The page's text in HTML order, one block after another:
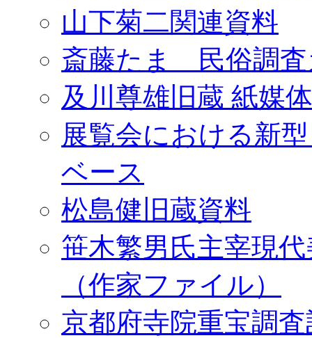
山下菊二関連資料
斎藤たま 民俗調査
及川尊雄旧蔵 紙媒
展覧会における新
ベース
松島健旧蔵資料
笹木繁男氏主宰現
（作家ファイル）
京都府寺院重宝調